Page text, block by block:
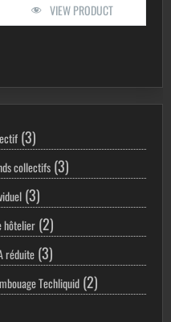
VIEW PRODUCT
33
produits
collectifs 33
produits
33
produits
hôtelier 22
produits
réduite 33
produits
Techliquid 22
produits